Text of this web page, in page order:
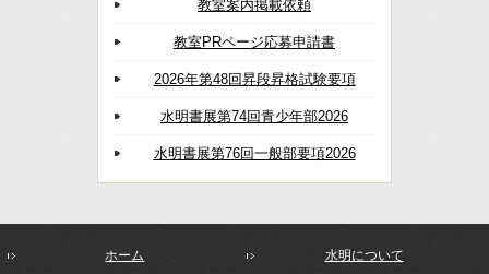
教室案内掲載依頼
教室PRページ応募申請書
2026年第48回昇段昇格試験要項
水明書展第74回青少年部2026
水明書展第76回一般部要項2026
ホーム 水明について